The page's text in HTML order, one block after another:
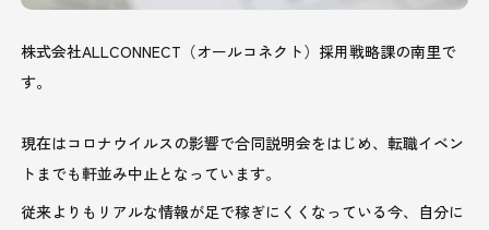
株式会社ALLCONNECT（オールコネクト）採用戦略課の南里で
す。
現在はコロナウイルスの影響で合同説明会をはじめ、転職イベン
トまでも軒並み中止となっています。
従来よりもリアルな情報が足で稼ぎにくくなっている今、自分に